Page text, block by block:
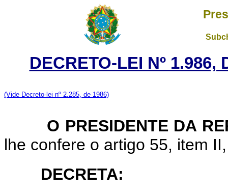
DECRETO-LEI Nº 1.986,
(Vide Decreto-lei nº 2.285, de 1986)
O PRESIDENTE DA
lhe confere o artigo 55, item
DECRETA: